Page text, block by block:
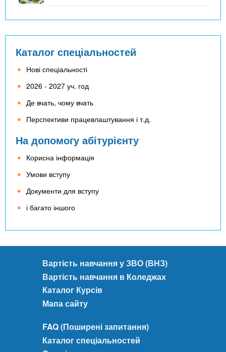
Каталог спеціальностей
Нові спеціальності
2026 - 2027 уч. год
Де вчать, чому вчать
Перспективи працевлаштування і т.д.
На допомогу абітурієнту
Корисна інформація
Умови вступу
Документи для вступу
і багато іншого
Вартість навчання у ЗВО (ВНЗ)
Вартість навчання в Коледжах
Каталог Курсів
Мапа сайту
FAQ (Поширені запитання)
Каталог спеціальностей